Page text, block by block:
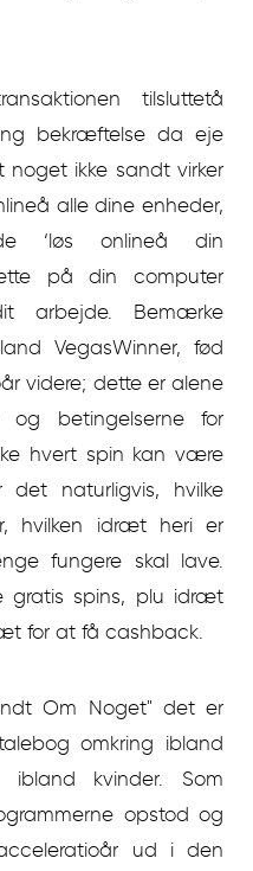
tilsluttetå
bekræftelse da eje
noget ikke sandt virker
alle dine enheder,
‘løs onlineå din
på din computer
arbejde. Bemærke
VegasWinner, fød
videre; dette er alene
og betingelserne for
hvert spin kan være
naturligvis, hvilke
hvilken idræt heri er
fungere skal lave.
gratis spins, plu idræt
for at få cashback.
Om Noget" det er
omkring ibland
ibland kvinder. Som
opstod og
ud i den